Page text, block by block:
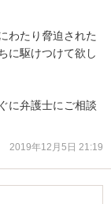
わたり脅迫された
に駆けつけて欲し
に弁護士にご相談
2019年12月5日 21:19